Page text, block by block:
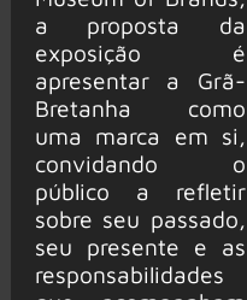
a proposta da
exposição é
apresentar a Grã-
Bretanha como
uma marca em si,
convidando o
público a refletir
sobre seu passado,
seu presente e as
responsabilidades